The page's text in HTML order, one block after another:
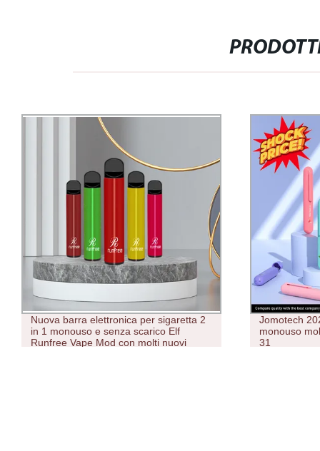
Nuova barra elettronica per sigaretta 2
in 1 monouso e senza scarico Elf
Runfree Vape Mod con molti nuovi
Jomotech
monouso
31